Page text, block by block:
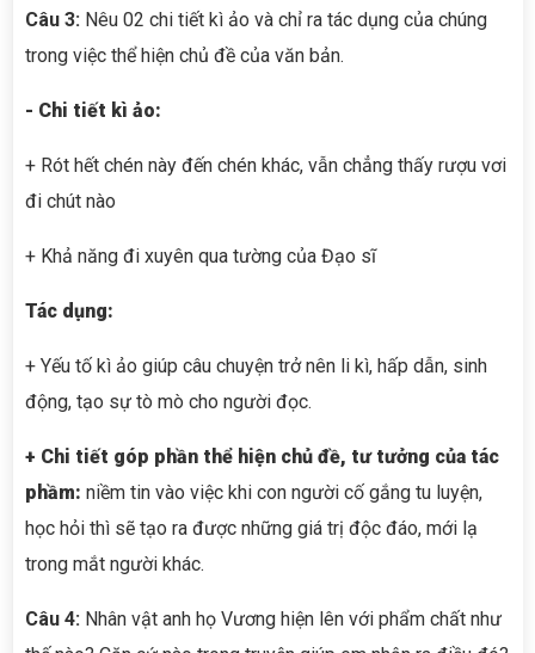
Câu 3: Nêu 02 chi tiết kì ảo và chỉ ra tác dụng của chúng
trong việc thể hiện chủ đề của văn bản.
- Chi tiết kì ảo:
+ Rót hết chén này đến chén khác, vẫn chẳng thấy rượu vơi
đi chút nào
+ Khả năng đi xuyên qua tường của Đạo sĩ
Tác dụng:
+ Yếu tố kì ảo giúp câu chuyện trở nên li kì, hấp dẫn, sinh
động, tạo sự tò mò cho người đọc.
+ Chi tiết góp phần thể hiện chủ đề, tư tưởng của tác
phầm: niềm tin vào việc khi con người cố gắng tu luyện,
học hỏi thì sẽ tạo ra được những giá trị độc đáo, mới lạ
trong mắt người khác.
Câu 4: Nhân vật anh họ Vương hiện lên với phẩm chất như